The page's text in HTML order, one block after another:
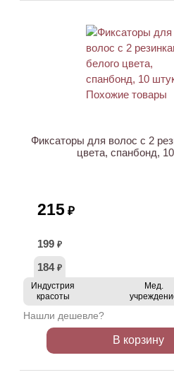
Фиксаторы для волос с 2
цвета, спанбонд,
215 ₽
199 ₽
184 ₽
Индустрия
красоты
Мед.
Нашли дешевле?
В корзину